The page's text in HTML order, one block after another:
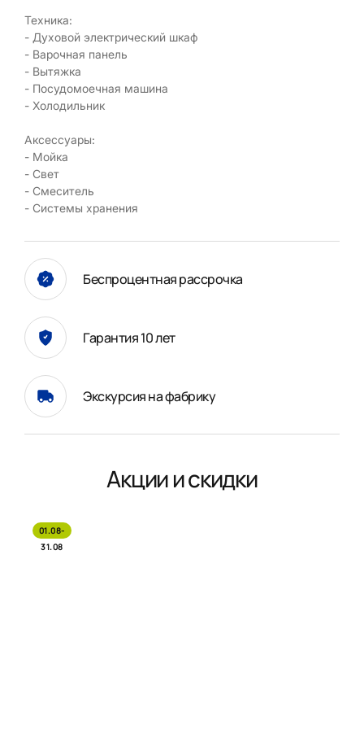
Техника:
- Духовой электрический шкаф
- Варочная панель
- Вытяжка
- Посудомоечная машина
- Холодильник
Аксессуары:
- Мойка
- Свет
- Смеситель
- Системы хранения
Беспроцентная рассрочка
Гарантия 10 лет
Экскурсия на фабрику
Акции и скидки
01.08-
31.08